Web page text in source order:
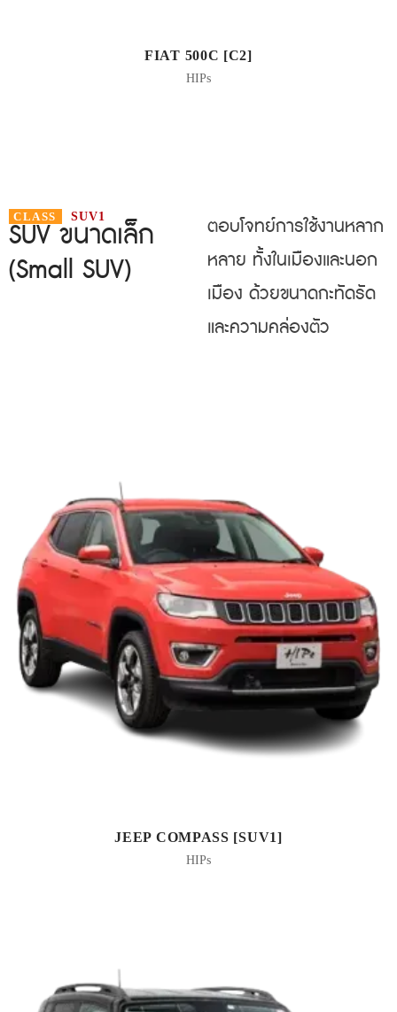
FIAT 500C [C2]
HIPs
CLASS SUV1
SUV ขนาดเล็ก
(Small SUV)
ตอบโจทย์การใช้งานหลาก
หลาย ทั้งในเมืองและนอก
เมือง ด้วยขนาดกะทัดรัด
และความคล่องตัว
JEEP COMPASS [SUV1]
HIPs